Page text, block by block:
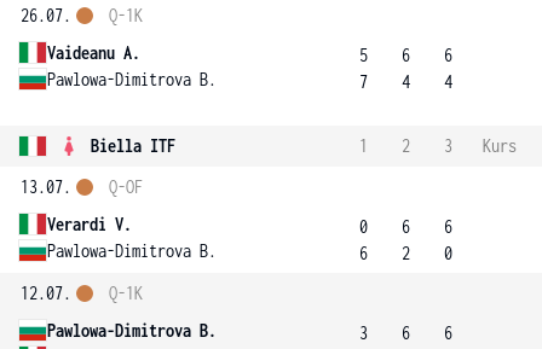
26.07.
Vaideanu A.
Pawlowa-Dimitrova B.
Q-1K
5
7
6
4
6
4
Biella ITF 1 2 3
Kurs
13.07.
Verardi V.
Pawlowa-Dimitrova B.
Q-OF
0
6
6
2
6
0
12.07.
Pawlowa-Dimitrova B.
Q-1K
3
6 6